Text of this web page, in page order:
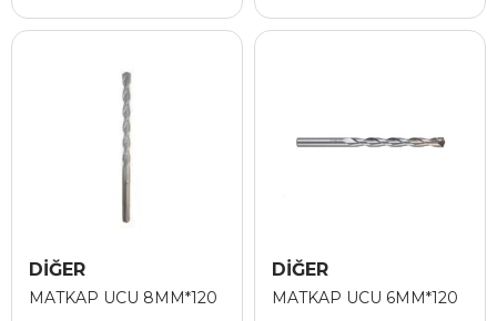
DİĞER
MATKAP UCU 8MM*120
DİĞER
MATKAP UCU 6MM*120